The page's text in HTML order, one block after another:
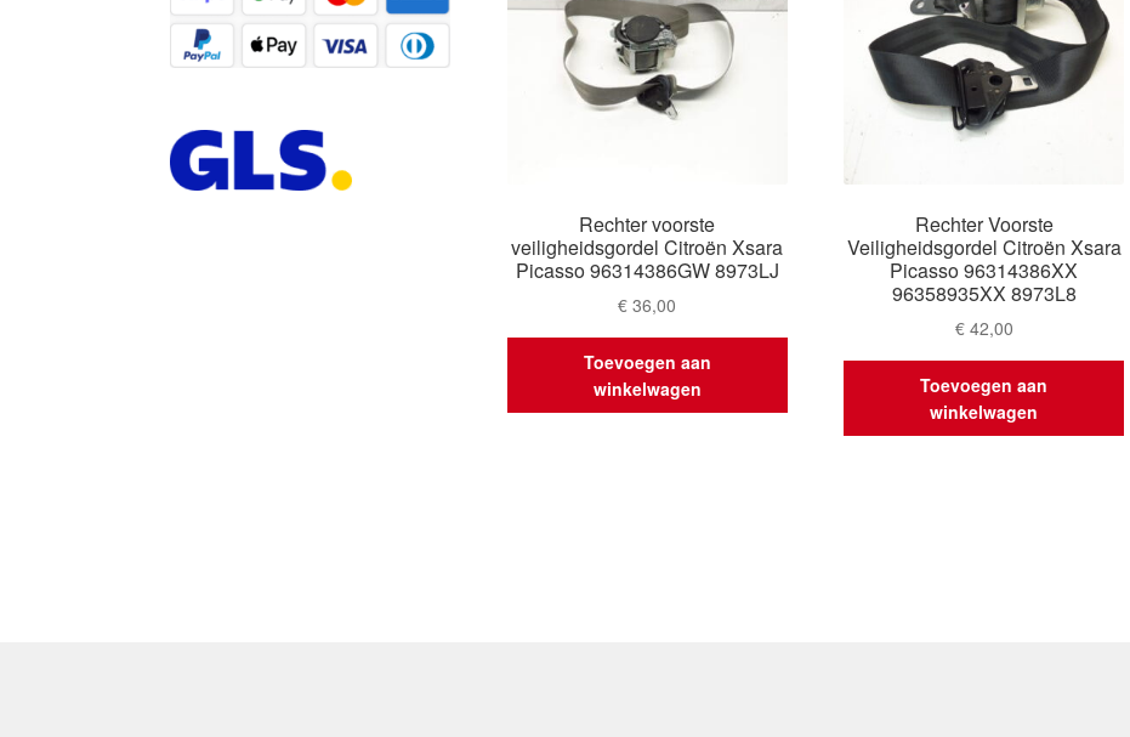
Rechter voorste
veiligheidsgordel Citroën Xsara
Picasso 96314386GW 8973LJ
€ 36,00
Toevoegen aan
winkelwagen
Rechter Voorste
Veiligheidsgordel Citroën Xsara
Picasso 96314386XX
96358935XX 8973L8
€42,00
Toevoegen aan
winkelwagen